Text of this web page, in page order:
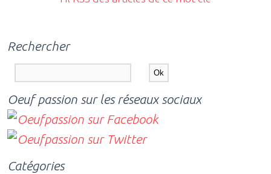
Rechercher
Oeuf passion sur les réseaux sociaux
Catégories